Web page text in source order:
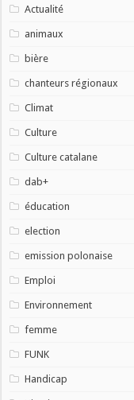
Actualité
animaux
bière
chanteurs régionaux
Climat
Culture
Culture catalane
dab+
éducation
election
emission polonaise
Emploi
Environnement
femme
FUNK
Handicap